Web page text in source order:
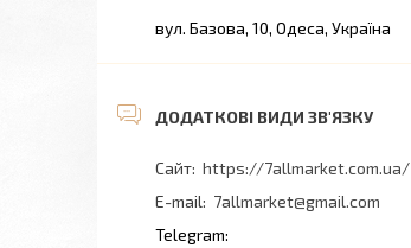
вул. Базова, 10, Одеса, Україна
https://7allmarket.com.ua/
7allmarket@gmail.com